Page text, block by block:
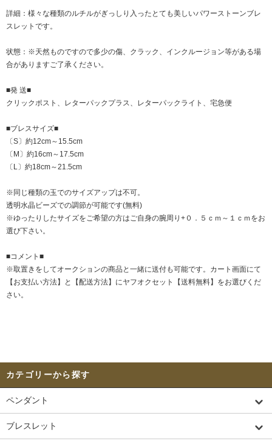
詳細：様々な種類のルチルがぎっしり入ったとても美しいパワーストーンブレ
スレットです。
状態：※天然ものですので多少の傷、クラック、インクルージョン等がある場
合がありますご了承ください。
■発 送■
クリックポスト、レターパックプラス、レターパックライト、宅急便
■ブレスサイズ■
〔S〕約12cm～15.5cm
〔M〕約16cm～17.5cm
〔L〕約18cm～21.5cm
※同じ種類の玉でのサイズアップは不可。
透明水晶ビーズでの調節が可能です(無料)
※ゆったりしたサイズをご希望の方はご自身の腕周り+０．５ｃｍ～１ｃｍをお
選び下さい。
■コメント■
※取置きをしてオークションの商品と一緒に送付も可能です。カート画面にて
【お支払い方法】と【配送方法】にヤフオクセット【送料無料】をお選びくだ
さい。
カテゴリーから探す
ペンダント
ブレスレット